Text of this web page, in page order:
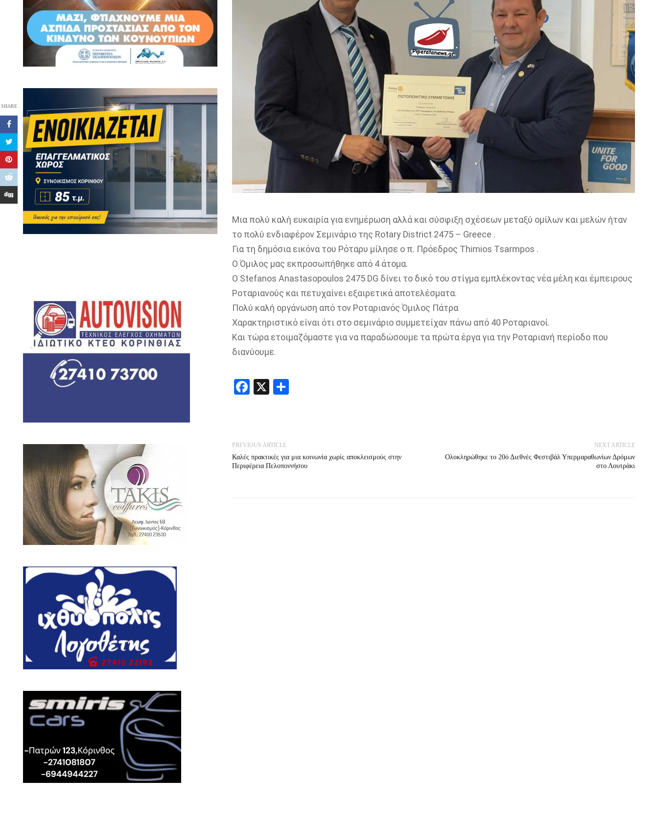
SHARE
Μια πολύ καλή ευκαιρία για ενημέρωση αλλά και σύσφιξη σχέσεων μεταξύ ομίλων και μελών ήταν
το πολύ ενδιαφέρον Σεμινάριο της Rotary District 2475 – Greece .
Για τη δημόσια εικόνα του Ρόταρυ μίλησε ο π. Πρόεδρος Thimios Tsarmpos .
Ο Όμιλος μας εκπροσωπήθηκε από 4 άτομα.
Ο Stefanos Anastasopoulos 2475 DG δίνει το δικό του στίγμα εμπλέκοντας νέα μέλη και έμπειρους
Ροταριανούς και πετυχαίνει εξαιρετικά αποτελέσματα.
Πολύ καλή οργάνωση από τον Ροταριανός Όμιλος Πάτρα
Χαρακτηριστικό είναι ότι στο σεμινάριο συμμετείχαν πάνω από 40 Ροταριανοί.
Και τώρα ετοιμαζόμαστε για να παραδώσουμε τα πρώτα έργα για την Ροταριανή περίοδο που
διανύουμε.
Facebook
X
PREVIOUS ARTICLE
Καλές πρακτικές για μια κοινωνία χωρίς αποκλεισμούς στην
Περιφέρεια Πελοποννήσου
NEXT ARTICLE
Ολοκληρώθηκε το 20ό Διεθνές Φεστιβάλ Υπερμαραθωνίων Δρόμων
στο Λουτράκι